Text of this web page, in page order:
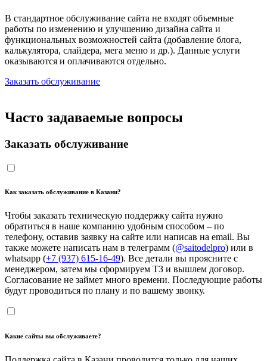
В стандартное обслуживание сайта не входят объемные
работы по изменению и улучшению дизайна сайта и
функциональных возможностей сайта (добавление блога,
калькулятора, слайдера, мега меню и др.). Данные услуги
оказываются и оплачиваются отдельно.
Заказать обслуживание
Часто задаваемые вопросы
Заказать обслуживание
Как заказать обслуживание в Казани?
Чтобы заказать техническую поддержку сайта нужно
обратиться в наше компанию удобным способом – по
телефону, оставив заявку на сайте или написав на email. Вы
также можете написать нам в телеграмм (@saitodelpro) или в
whatsapp (+7 (937) 615-16-49). Все детали вы проясните с
менеджером, затем мы сформируем ТЗ и вышлем договор.
Согласование не займет много времени. Последующие работы
будут проводиться по плану и по вашему звонку.
Какие сайты вы обслуживаете?